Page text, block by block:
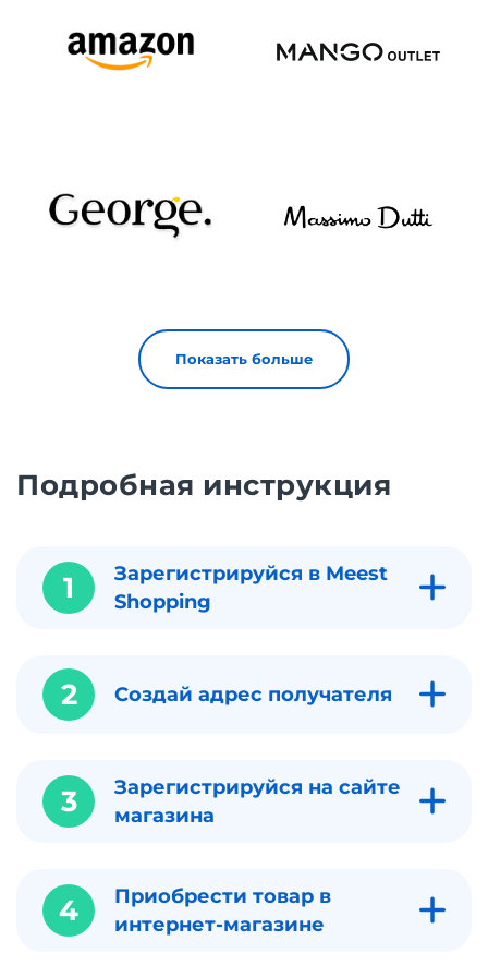
Показать больше
Подробная инструкция
1
Зарегистрируйся в Meest
Shopping
2 Создай адрес получателя
3
Зарегистрируйся на сайте
магазина
4
Приобрести товар в
интернет-магазине